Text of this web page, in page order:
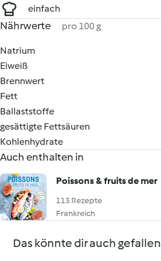
einfach
Nährwerte pro 100 g
Natrium
Eiweiß
Brennwert
Fett
Ballaststoffe
gesättigte Fettsäuren
Kohlenhydrate
Auch enthalten in
Poissons & fruits de mer
113 Rezepte
Frankreich
Das könnte dir auch gefallen